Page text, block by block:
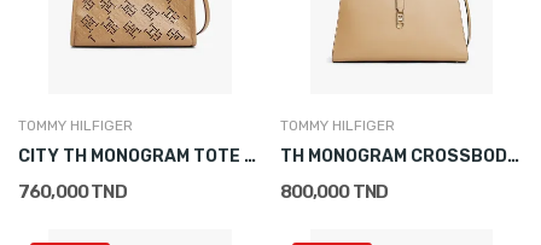
TOMMY HILFIGER
CITY TH MONOGRAM TOTE BAG
760,000 TND
TOMMY HILFIGER
TH MONOGRAM CROSSBODY SATCHEL
800,000 TND